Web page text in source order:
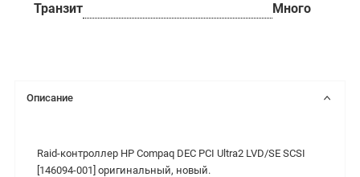
Транзит Много
Описание
Raid-контроллер HP Compaq DEC PCI Ultra2 LVD/SE SCSI
[146094-001] оригинальный, новый.